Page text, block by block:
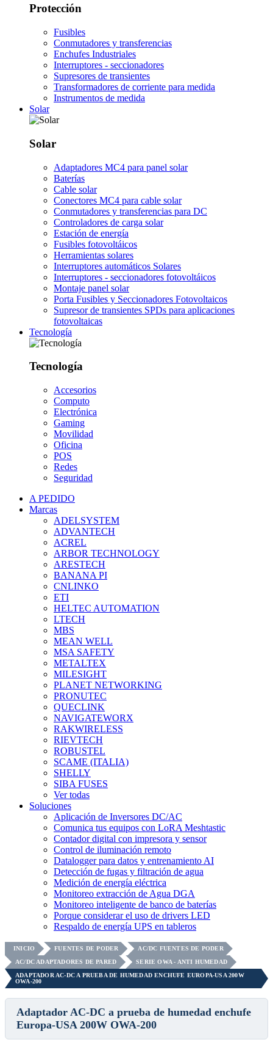
Protección
Fusibles
Conmutadores y transferencias
Enchufes Industriales
Interruptores - seccionadores
Supresores de transientes
Transformadores de corriente para medida
Instrumentos de medida
Solar
Solar
Adaptadores MC4 para panel solar
Baterías
Cable solar
Conectores MC4 para cable solar
Conmutadores y transferencias para DC
Controladores de carga solar
Estación de energía
Fusibles fotovoltáicos
Herramientas solares
Interruptores automáticos Solares
Interruptores - seccionadores fotovoltáicos
Montaje panel solar
Porta Fusibles y Seccionadores Fotovoltaicos
Supresor de transientes SPDs para aplicaciones
fotovoltaicas
Tecnología
Tecnología
Accesorios
Computo
Electrónica
Gaming
Movilidad
Oficina
POS
Redes
Seguridad
A PEDIDO
Marcas
ADELSYSTEM
ADVANTECH
ACREL
ARBOR TECHNOLOGY
ARESTECH
BANANA PI
CNLINKO
ETI
HELTEC AUTOMATION
LTECH
MBS
MEAN WELL
MSA SAFETY
METALTEX
MILESIGHT
PLANET NETWORKING
PRONUTEC
QUECLINK
NAVIGATEWORX
RAKWIRELESS
RIEVTECH
ROBUSTEL
SCAME (ITALIA)
SHELLY
SIBA FUSES
Ver todas
Soluciones
Aplicación de Inversores DC/AC
Comunica tus equipos con LoRA Meshtastic
Contador digital con impresora y sensor
Control de iluminación remoto
Datalogger para datos y entrenamiento AI
Detección de fugas y filtración de agua
Medición de energía eléctrica
Monitoreo extracción de Agua DGA
Monitoreo inteligente de banco de baterías
Porque considerar el uso de drivers LED
Respaldo de energía UPS en tableros
INICIO FUENTES DE PODER
AC/DC FUENTES DE PODER
AC/DC ADAPTADORES DE PARED
SERIE OWA - ANTI HUMEDAD
ADAPTADOR AC-DC A PRUEBA DE HUMEDAD ENCHUFE EUROPA-USA 200W
OWA-200
Adaptador AC-DC a prueba de humedad enchufe
Europa-USA 200W OWA-200